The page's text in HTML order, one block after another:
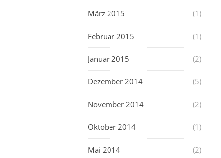
März 2015 (1)
Februar 2015 (1)
Januar 2015 (2)
Dezember 2014 (5)
November 2014 (2)
Oktober 2014 (1)
Mai 2014 (2)